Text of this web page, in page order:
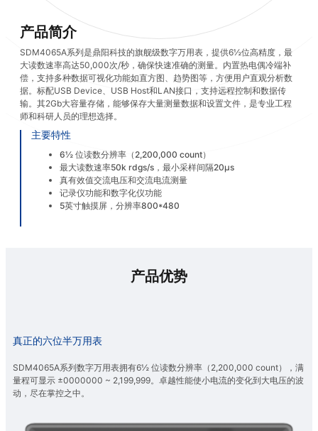
产品简介
SDM4065A系列是鼎阳科技的旗舰级数字万用表，提供6½位高精度，最
大读数速率高达50,000次/秒，确保快速准确的测量。内置热电偶冷端补
偿，支持多种数据可视化功能如直方图、趋势图等，方便用户直观分析数
据。标配USB Device、USB Host和LAN接口，支持远程控制和数据传
输。其2Gb大容量存储，能够保存大量测量数据和设置文件，是专业工程
师和科研人员的理想选择。
主要特性
6½ 位读数分辨率（2,200,000 count）
最大读数速率50k rdgs/s，最小采样间隔20μs
真有效值交流电压和交流电流测量
记录仪功能和数字化仪功能
5英寸触摸屏，分辨率800*480
产品优势
真正的六位半万用表
SDM4065A系列数字万用表拥有6½ 位读数分辨率（2,200,000 count），满
量程可显示 ±0000000 ~ 2,199,999。卓越性能使小电流的变化到大电压的波
动，尽在掌控之中。